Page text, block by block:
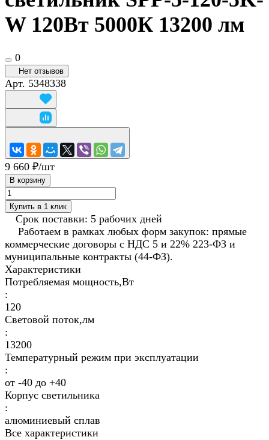
W 120Вт 5000К 13200 лм
0
Нет отзывов
Арт. 5348338
9 660 ₽/шт
В корзину
Купить в 1 клик
Срок поставки: 5 рабочих дней
Работаем в рамках любых форм закупок: прямые
коммерческие договоры с НДС 5 и 22% 223-ФЗ и
муниципальные контракты (44-ФЗ).
Характеристики
Потребляемая мощность,Вт
:
120
Световой поток,лм
:
13200
Температурный режим при эксплуатации
:
от -40 до +40
Корпус светильника
:
алюминиевый сплав
Все характеристики